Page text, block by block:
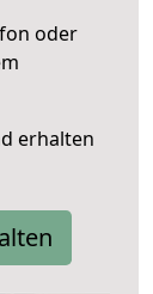
oder
erhalten